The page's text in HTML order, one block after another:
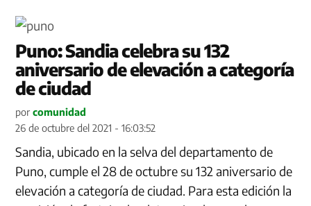
Puno: Sandia celebra su 132
aniversario de elevación a categoría
de ciudad
por comunidad
26 de octubre del 2021 - 16:03:52
Sandia, ubicado en la selva del departamento de
Puno, cumple el 28 de octubre su 132 aniversario de
elevación a categoría de ciudad. Para esta edición la